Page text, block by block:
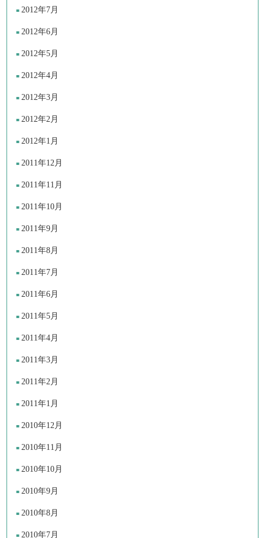
2012年7月
2012年6月
2012年5月
2012年4月
2012年3月
2012年2月
2012年1月
2011年12月
2011年11月
2011年10月
2011年9月
2011年8月
2011年7月
2011年6月
2011年5月
2011年4月
2011年3月
2011年2月
2011年1月
2010年12月
2010年11月
2010年10月
2010年9月
2010年8月
2010年7月